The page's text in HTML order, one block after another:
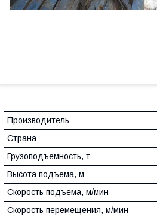
Производитель
Страна
Грузоподъемность, т
Высота подъема, м
Скорость подъема, м/мин
Скорость перемещения, м/мин